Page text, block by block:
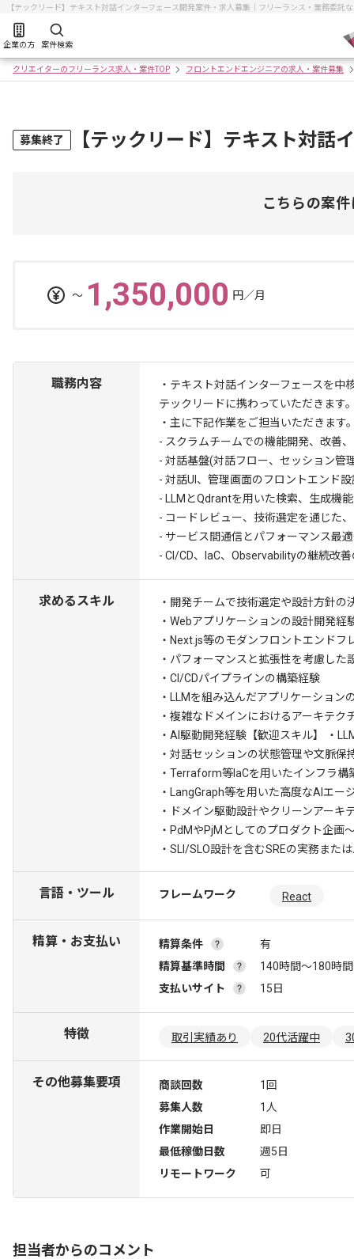
【テックリード】テキスト対話インターフェース開発案件・求人募集｜フリーランス・業務委託
企業の方 案件検索
クリエイターのフリーランス求人・案件TOP フロントエンドエンジニアの求人・案件募集
募集終了 【テックリード】テキスト対話
こちらの案
〜 1,350,000 円／月
職務内容
・テキスト対話インターフェースを中
テックリードに携わっていただきます
・主に下記作業をご担当いただきます
- スクラムチームでの機能開発、改善
- 対話基盤(対話フロー、セッション管
- 対話UI、管理画面のフロントエンド
- LLMとQdrantを用いた検索、生成機
- コードレビュー、技術選定を通じた
- サービス間通信とパフォーマンス最
- CI/CD、IaC、Observabilityの継続改
求めるスキル
・開発チームで技術選定や設計方針
・Webアプリケーションの設計開発経
・Next.js等のモダンフロントエンド
・パフォーマンスと拡張性を考慮した
・CI/CDパイプラインの構築経験
・LLMを組み込んだアプリケーション
・複雑なドメインにおけるアーキテク
・AI駆動開発経験 【歓迎スキル】 ・
・対話セッションの状態管理や文脈
・Terraform等IaCを用いたインフラ構
・LangGraph等を用いた高度なAIエ
・ドメイン駆動設計やクリーンアー
・PdMやPjMとしてのプロダクト企画
・SLI/SLO設計を含むSREの実務また
言語・ツール フレームワーク React
精算・お支払い 精算条件
有
精算基準時間
140時間〜180時間
支払いサイト
15日
特徴 取引実績あり 20代活躍中
その他募集要項 商談回数
1回
募集人数
1人
作業開始日
即日
最低稼働日数
週5日
リモートワーク
可
担当者からのコメント